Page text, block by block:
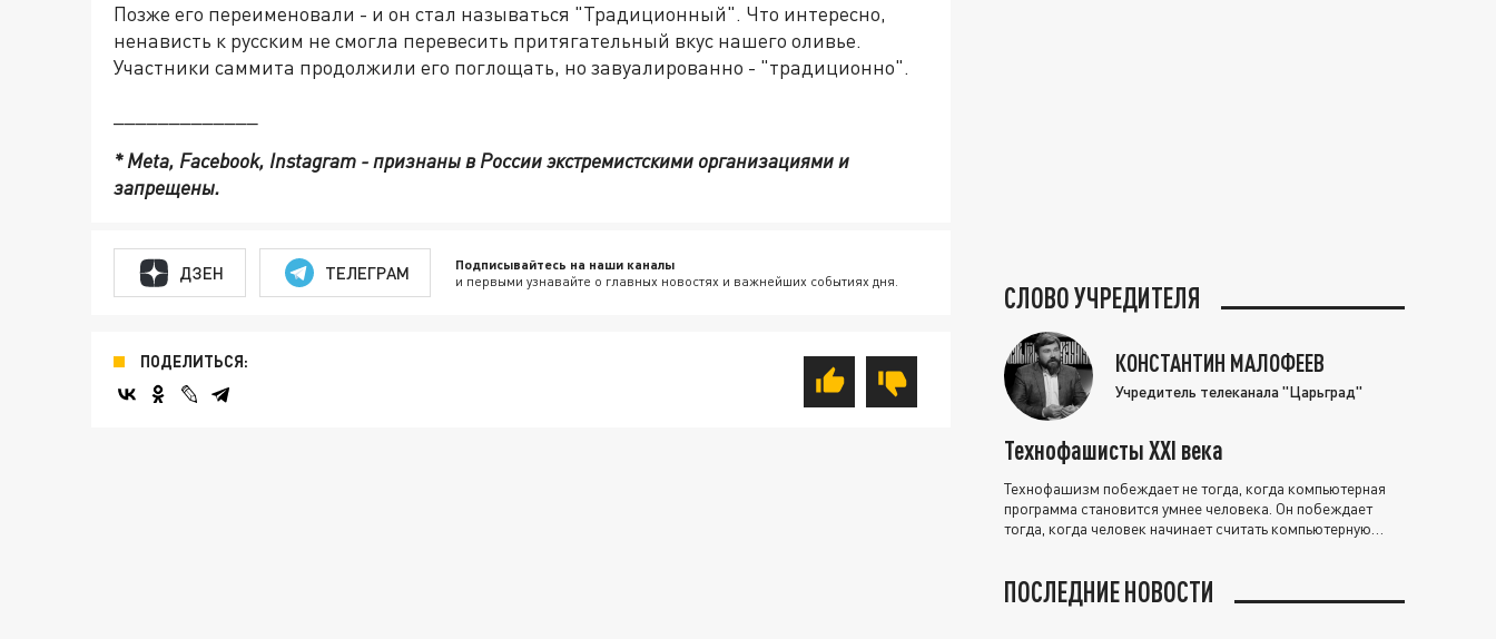
Позже его переименовали - и он стал называться "Традиционный". Что интересно,
ненависть к русским не смогла перевесить притягательный вкус нашего оливье.
Участники саммита продолжили его поглощать, но завуалированно - "традиционно".
* Meta, Facebook, Instagram - признаны в России экстремистскими организациями и
запрещены.
ДЗЕН ТЕЛЕГРАМ Подписывайтесь на наши каналы
и первыми узнавайте о главных новостях и важнейших событиях дня.
ПОДЕЛИТЬСЯ:
СЛОВО УЧРЕДИТЕЛЯ
КОНСТАНТИН МАЛОФЕЕВ
Учредитель телеканала "Царьград"
Технофашисты XXI века
Технофашизм побеждает не тогда, когда компьютерная
программа становится умнее человека. Он побеждает
тогда, когда человек начинает считать компьютерную
ПОСЛЕДНИЕ НОВОСТИ